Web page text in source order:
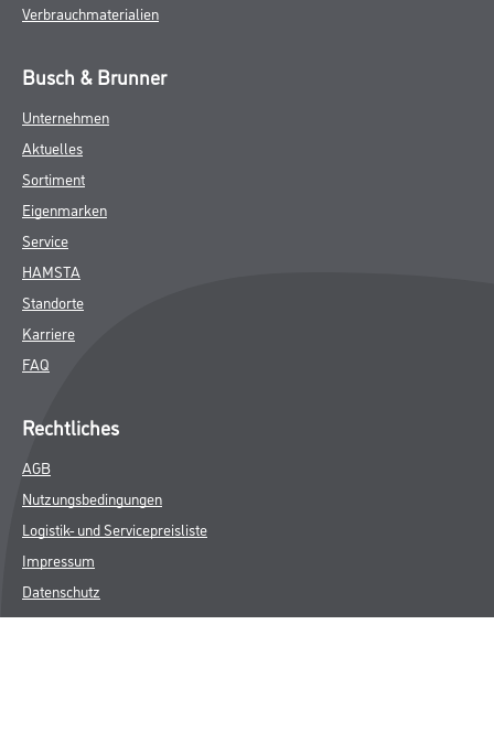
Verbrauchmaterialien
Busch & Brunner
Unternehmen
Aktuelles
Sortiment
Eigenmarken
Service
HAMSTA
Standorte
Karriere
FAQ
Rechtliches
AGB
Nutzungsbedingungen
Logistik- und Servicepreisliste
Impressum
Datenschutz
Integrität